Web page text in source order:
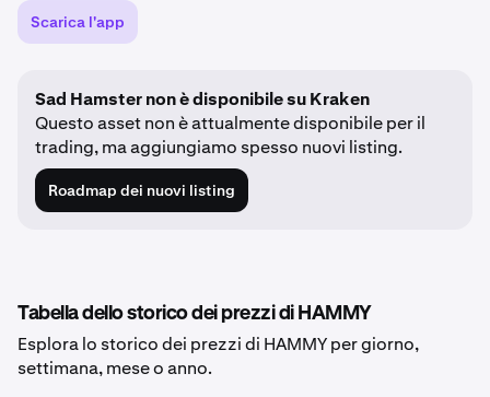
Scarica l'app
Sad Hamster non è disponibile su Kraken
Questo asset non è attualmente disponibile per il
trading, ma aggiungiamo spesso nuovi listing.
Roadmap dei nuovi listing
Tabella dello storico dei prezzi di HAMMY
Esplora lo storico dei prezzi di HAMMY per giorno,
settimana, mese o anno.